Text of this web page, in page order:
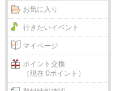
お気に入り
行きたいイベント
マイページ
ポイント交換
（現在 0ポイント）